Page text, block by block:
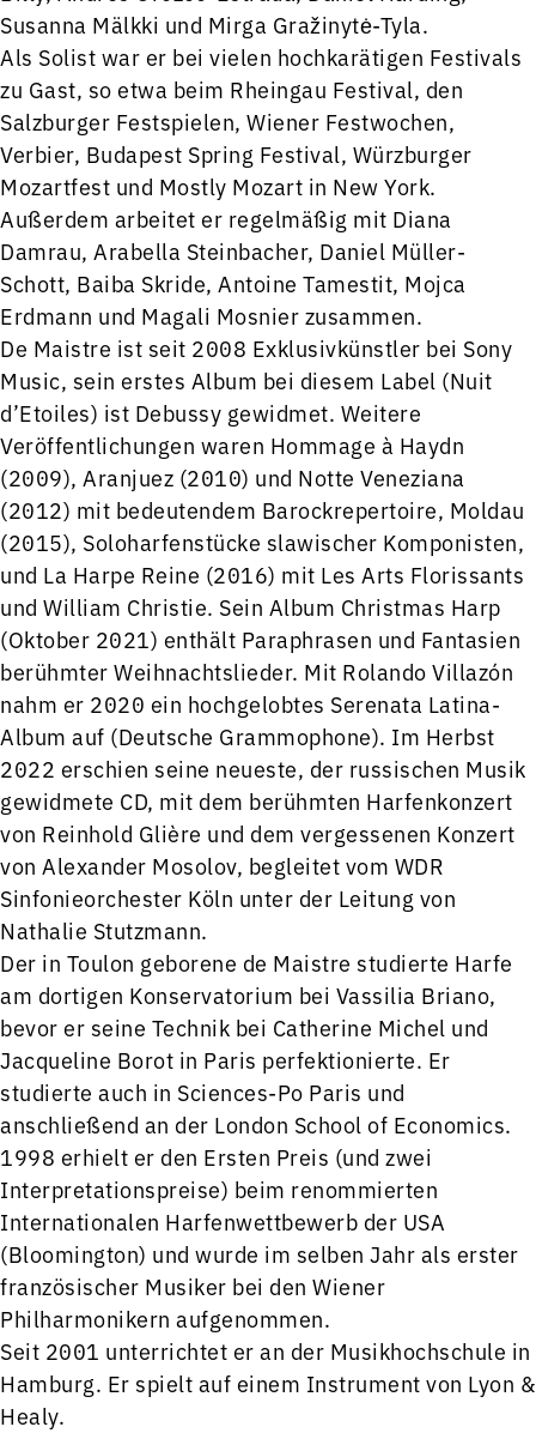
Susanna Mälkki und Mirga Gražinytė-Tyla.
Als Solist war er bei vielen hochkarätigen Festivals
zu Gast, so etwa beim Rheingau Festival, den
Salzburger Festspielen, Wiener Festwochen,
Verbier, Budapest Spring Festival, Würzburger
Mozartfest und Mostly Mozart in New York.
Außerdem arbeitet er regelmäßig mit Diana
Damrau, Arabella Steinbacher, Daniel Müller-
Schott, Baiba Skride, Antoine Tamestit, Mojca
Erdmann und Magali Mosnier zusammen.
De Maistre ist seit 2008 Exklusivkünstler bei Sony
Music, sein erstes Album bei diesem Label (Nuit
d’Etoiles) ist Debussy gewidmet. Weitere
Veröffentlichungen waren Hommage à Haydn
(2009), Aranjuez (2010) und Notte Veneziana
(2012) mit bedeutendem Barockrepertoire, Moldau
(2015), Soloharfenstücke slawischer Komponisten,
und La Harpe Reine (2016) mit Les Arts Florissants
und William Christie. Sein Album Christmas Harp
(Oktober 2021) enthält Paraphrasen und Fantasien
berühmter Weihnachtslieder. Mit Rolando Villazón
nahm er 2020 ein hochgelobtes Serenata Latina-
Album auf (Deutsche Grammophone). Im Herbst
2022 erschien seine neueste, der russischen Musik
gewidmete CD, mit dem berühmten Harfenkonzert
von Reinhold Glière und dem vergessenen Konzert
von Alexander Mosolov, begleitet vom WDR
Sinfonieorchester Köln unter der Leitung von
Nathalie Stutzmann.
Der in Toulon geborene de Maistre studierte Harfe
am dortigen Konservatorium bei Vassilia Briano,
bevor er seine Technik bei Catherine Michel und
Jacqueline Borot in Paris perfektionierte. Er
studierte auch in Sciences-Po Paris und
anschließend an der London School of Economics.
1998 erhielt er den Ersten Preis (und zwei
Interpretationspreise) beim renommierten
Internationalen Harfenwettbewerb der USA
(Bloomington) und wurde im selben Jahr als erster
französischer Musiker bei den Wiener
Philharmonikern aufgenommen.
Seit 2001 unterrichtet er an der Musikhochschule in
Hamburg. Er spielt auf einem Instrument von Lyon &
Healy.